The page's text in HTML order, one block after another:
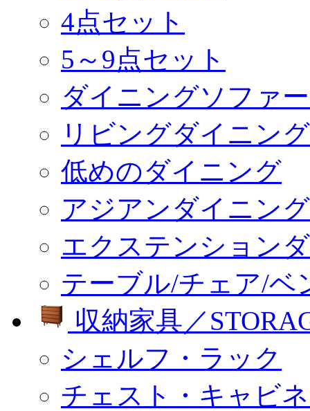
4点セット
5～9点セット
ダイニングソファ
リビングダイニン
低めのダイニング
アジアンダイニング
エクステンション
テーブル/チェア/ベ
収納家具／
シェルフ・ラック
チェスト・キャビ